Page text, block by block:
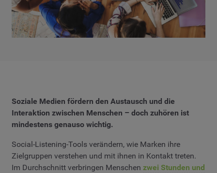
Soziale Medien fördern den Austausch und die
Interaktion zwischen Menschen – doch zuhören ist
mindestens genauso wichtig.
Social-Listening-Tools verändern, wie Marken ihre
Zielgruppen verstehen und mit ihnen in Kontakt treten.
Im Durchschnitt verbringen Menschen zwei Stunden und